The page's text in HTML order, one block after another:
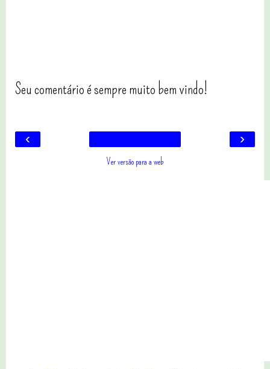
Seu comentário é sempre muito bem vindo!
‹ ›
Ver versão para a web